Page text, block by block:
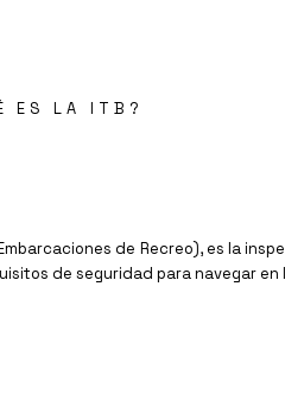
ES LA ITB?
de Recreo), es la
de seguridad para navegar